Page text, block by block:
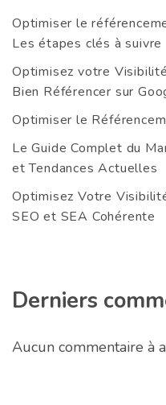
Optimiser le
Les étapes clés à suivre
Optimisez votre
Bien Référencer sur
Optimiser le
Le Guide Complet du
et Tendances Actuelles
Optimisez Votre
SEO et SEA Cohérente
Derniers
Aucun commentaire à